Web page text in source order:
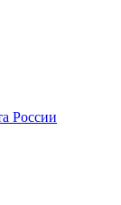
России